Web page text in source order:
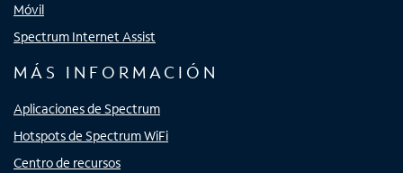
Móvil
Spectrum Internet Assist
MÁS INFORMACIÓN
Aplicaciones de Spectrum
Hotspots de Spectrum WiFi
Centro de recursos